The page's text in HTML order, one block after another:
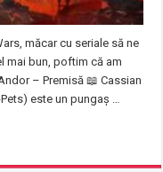
măcar cu seriale să ne
mai bun, poftim că am
– Premisă 📖 Cassian
este un pungaș …